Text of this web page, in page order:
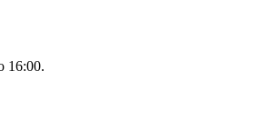
16:00.